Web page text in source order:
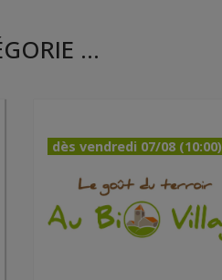
...
dès vendredi 07/08 (10:00)